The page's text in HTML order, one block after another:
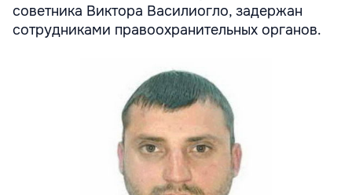
советника Виктора Василиогло, задержан
сотрудниками правоохранительных органов.